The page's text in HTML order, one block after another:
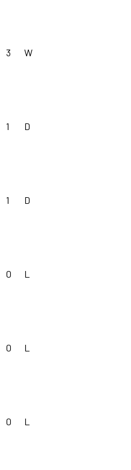
3 W
1 D
1 D
0 L
0 L
0 L